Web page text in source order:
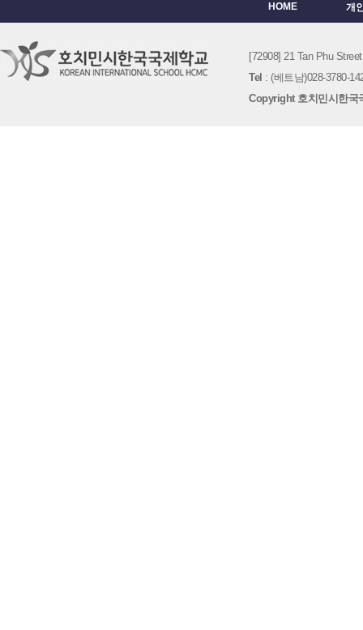
HOME 개
[72908] 21 Tan Phu
Tel : (베트남)028-3780-
Copyright 호치민시한국